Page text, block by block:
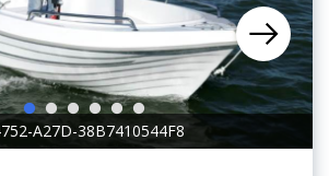
A27D-38B7410544F8
1 2 3 4 5 6